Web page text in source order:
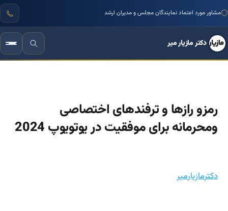
مشاور مورد اعتماد نمایندگان مجلس و مدیران ارشد
دکتر مازیار میر
رمزو رازها و ترفندهای اختصاصی
ومحرمانه برای موفقیت در یوتویوپ 2024
دکترمازیارمیر